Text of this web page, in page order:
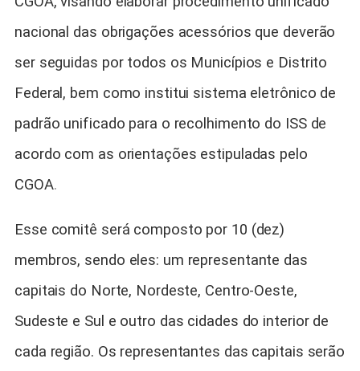
nacional das obrigações acessórios que deverão
ser seguidas por todos os Municípios e Distrito
Federal, bem como institui sistema eletrônico de
padrão unificado para o recolhimento do ISS de
acordo com as orientações estipuladas pelo
CGOA.
Esse comitê será composto por 10 (dez)
membros, sendo eles: um representante das
capitais do Norte, Nordeste, Centro-Oeste,
Sudeste e Sul e outro das cidades do interior de
cada região. Os representantes das capitais serão